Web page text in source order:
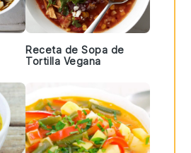
Receta de Sopa de
Tortilla Vegana